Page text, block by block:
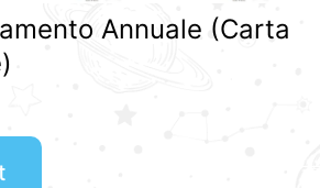
Annuale (Carta